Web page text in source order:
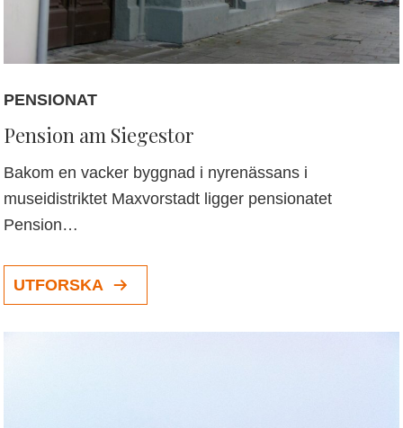
PENSIONAT
Pension am Siegestor
Bakom en vacker byggnad i nyrenässans i
museidistriktet Maxvorstadt ligger pensionatet
Pension…
UTFORSKA